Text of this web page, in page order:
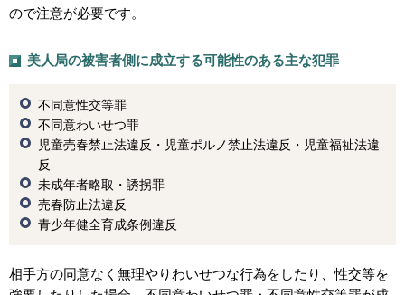
ので注意が必要です。
美人局の被害者側に成立する可能性のある主な犯罪
不同意性交等罪
不同意わいせつ罪
児童売春禁止法違反・児童ポルノ禁止法違反・児童福祉法違
反
未成年者略取・誘拐罪
売春防止法違反
青少年健全育成条例違反
相手方の同意なく無理やりわいせつな行為をしたり、性交等を